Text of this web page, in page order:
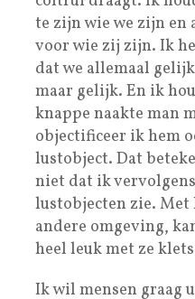
te zijn wie we zijn en
voor wie zij zijn. Ik
dat we allemaal
maar gelijk. En ik
knappe naakte man
objectificeer ik hem
lustobject. Dat
niet dat ik
lustobjecten zie. Met
andere omgeving,
heel leuk met ze
Ik wil mensen graag